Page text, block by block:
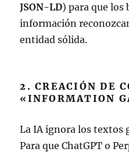
JSON-LD) para que los
información
entidad sólida.
2. CREACIÓN DE
«INFORMATION
La IA ignora los textos
Para que ChatGPT o